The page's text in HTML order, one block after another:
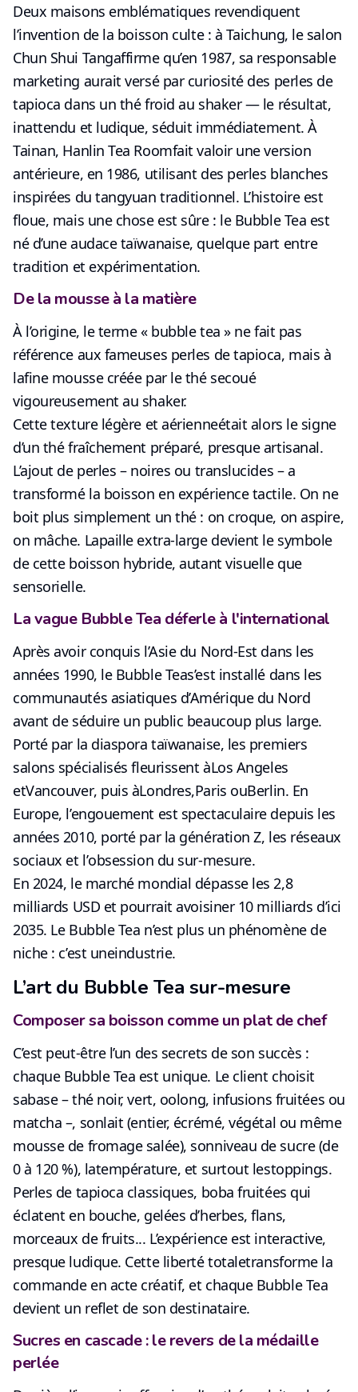
Deux maisons emblématiques revendiquent
l’invention de la boisson culte : à Taichung, le salon
Chun Shui Tangaffirme qu’en 1987, sa responsable
marketing aurait versé par curiosité des perles de
tapioca dans un thé froid au shaker — le résultat,
inattendu et ludique, séduit immédiatement. À
Tainan, Hanlin Tea Roomfait valoir une version
antérieure, en 1986, utilisant des perles blanches
inspirées dutangyuan traditionnel. L’histoire est
floue, mais une chose est sûre : le Bubble Tea est
né d’une audace taïwanaise, quelque part entre
tradition et expérimentation.
De la mousse à la matière
À l’origine, le terme « bubble tea » ne fait pas
référence aux fameuses perles de tapioca, mais à
lafine mousse créée par le thé secoué
vigoureusement au shaker.
Cettetexture légère et aérienneétait alors le signe
d’un thé fraîchement préparé, presque artisanal.
L’ajout de perles – noires ou translucides – a
transformé la boisson en expérience tactile. On ne
boit plus simplement un thé : on croque, on aspire,
on mâche. Lapaille extra-largedevient le symbole
de cette boisson hybride, autant visuelle que
sensorielle.
La vague Bubble Tea déferle à l'international
Après avoir conquis l’Asie du Nord-Est dans les
années 1990, le Bubble Teas’est installé dans les
communautés asiatiques d’Amérique du Nord
avant de séduire un public beaucoup plus large.
Porté par la diaspora taïwanaise, les premiers
salons spécialisés fleurissent àLos Angeles
etVancouver, puis àLondres,Paris ouBerlin. En
Europe, l’engouement est spectaculaire depuis les
années 2010, porté par la génération Z, les réseaux
sociaux et l’obsession du sur-mesure.
En 2024, le marché mondial dépasse les 2,8
milliards USD et pourrait avoisiner 10 milliards d’ici
2035. Le Bubble Tea n’est plus un phénomène de
niche : c’est uneindustrie.
L’art du Bubble Tea sur-mesure
Composer sa boisson comme un plat de chef
C’est peut-être l’un des secrets de son succès :
chaque Bubble Tea est unique. Le client choisit
sabase– thé noir, vert, oolong, infusions fruitées ou
matcha –, sonlait (entier, écrémé, végétal ou même
mousse de fromage salée), sonniveau de sucre(de
0 à 120 %), latempérature, et surtout lestoppings.
Perles de tapioca classiques, boba fruitées qui
éclatent en bouche, gelées d’herbes, flans,
morceaux de fruits... L’expérience est interactive,
presque ludique. Cette liberté totaletransforme la
commande en acte créatif, et chaque Bubble Tea
devient un reflet de son destinataire.
Sucres en cascade : le revers de la médaille
perlée